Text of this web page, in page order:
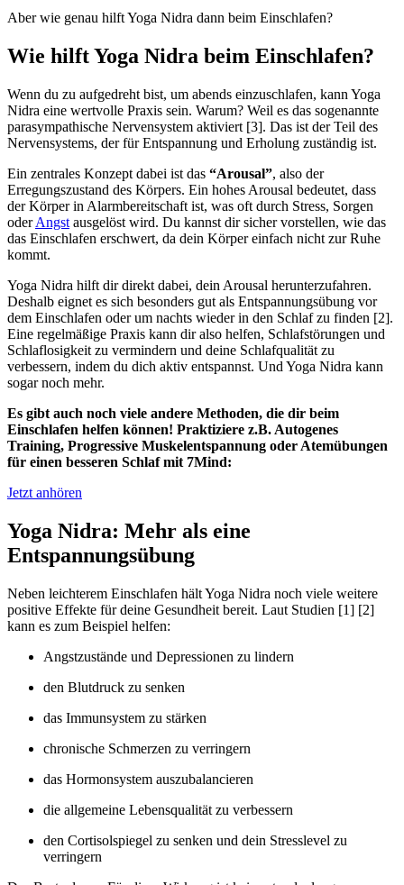
Aber wie genau hilft Yoga Nidra dann beim Einschlafen?
Wie hilft Yoga Nidra beim Einschlafen?
Wenn du zu aufgedreht bist, um abends einzuschlafen, kann Yoga
Nidra eine wertvolle Praxis sein. Warum? Weil es das sogenannte
parasympathische Nervensystem aktiviert [3]. Das ist der Teil des
Nervensystems, der für Entspannung und Erholung zuständig ist.
Ein zentrales Konzept dabei ist das “Arousal”, also der
Erregungszustand des Körpers. Ein hohes Arousal bedeutet, dass
der Körper in Alarmbereitschaft ist, was oft durch Stress, Sorgen
oderAngst ausgelöst wird. Du kannst dir sicher vorstellen, wie das
das Einschlafen erschwert, da dein Körper einfach nicht zur Ruhe
kommt.
Yoga Nidra hilft dir direkt dabei, dein Arousal herunterzufahren.
Deshalb eignet es sich besonders gut als Entspannungsübung vor
dem Einschlafen oder um nachts wieder in den Schlaf zu finden [2].
Eine regelmäßige Praxis kann dir also helfen, Schlafstörungen und
Schlaflosigkeit zu vermindern und deine Schlafqualität zu
verbessern, indem du dich aktiv entspannst. Und Yoga Nidra kann
sogar noch mehr.
Es gibt auch noch viele andere Methoden, die dir beim
Einschlafen helfen können! Praktiziere z.B. Autogenes
Training, Progressive Muskelentspannung oder Atemübungen
für einen besseren Schlaf mit 7Mind:
Jetzt anhören
Yoga Nidra: Mehr als eine
Entspannungsübung
Neben leichterem Einschlafen hält Yoga Nidra noch viele weitere
positive Effekte für deine Gesundheit bereit. Laut Studien [1] [2]
kann es zum Beispiel helfen:
Angstzustände und Depressionen zu lindern
den Blutdruck zu senken
das Immunsystem zu stärken
chronische Schmerzen zu verringern
das Hormonsystem auszubalancieren
die allgemeine Lebensqualität zu verbessern
den Cortisolspiegel zu senken und dein Stresslevel zu
verringern